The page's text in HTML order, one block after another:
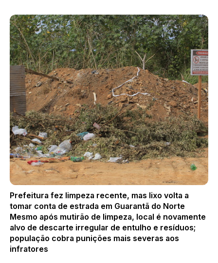
Prefeitura fez limpeza recente, mas lixo volta a
tomar conta de estrada em Guarantã do Norte
Mesmo após mutirão de limpeza, local é novamente
alvo de descarte irregular de entulho e resíduos;
população cobra punições mais severas aos
infratores